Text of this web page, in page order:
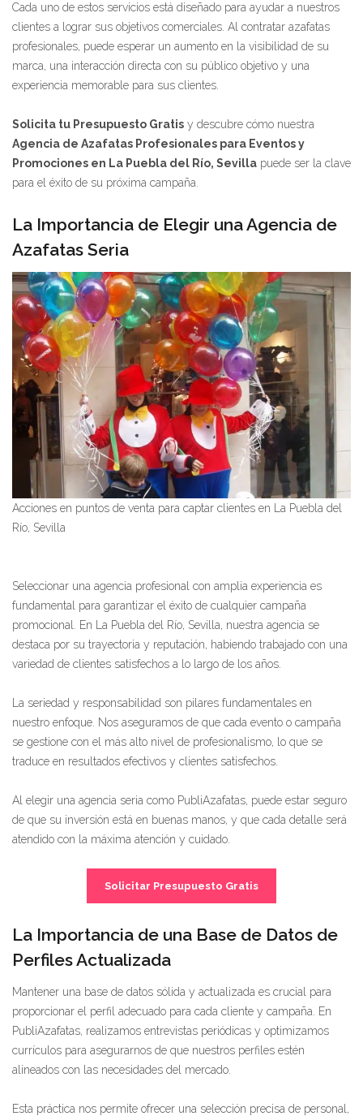
Cada uno de estos servicios está diseñado para ayudar a nuestros
clientes a lograr sus objetivos comerciales. Al contratar azafatas
profesionales, puede esperar un aumento en la visibilidad de su
marca, una interacción directa con su público objetivo y una
experiencia memorable para sus clientes.
Solicita tu Presupuesto Gratis y descubre cómo nuestra
Agencia de Azafatas Profesionales para Eventos y
Promociones en La Puebla del Río, Sevilla puede ser la clave
para el éxito de su próxima campaña.
La Importancia de Elegir una Agencia de
Azafatas Seria
Acciones en puntos de venta para captar clientes en La Puebla del
Río, Sevilla
Seleccionar una agencia profesional con amplia experiencia es
fundamental para garantizar el éxito de cualquier campaña
promocional. En La Puebla del Río, Sevilla, nuestra agencia se
destaca por su trayectoria y reputación, habiendo trabajado con una
variedad de clientes satisfechos a lo largo de los años.
La seriedad y responsabilidad son pilares fundamentales en
nuestro enfoque. Nos aseguramos de que cada evento o campaña
se gestione con el más alto nivel de profesionalismo, lo que se
traduce en resultados efectivos y clientes satisfechos.
Al elegir una agencia seria como PubliAzafatas, puede estar seguro
de que su inversión está en buenas manos, y que cada detalle será
atendido con la máxima atención y cuidado.
Solicitar Presupuesto Gratis
La Importancia de una Base de Datos de
Perfiles Actualizada
Mantener una base de datos sólida y actualizada es crucial para
proporcionar el perfil adecuado para cada cliente y campaña. En
PubliAzafatas, realizamos entrevistas periódicas y optimizamos
currículos para asegurarnos de que nuestros perfiles estén
alineados con las necesidades del mercado.
Esta práctica nos permite ofrecer una selección precisa de personal,